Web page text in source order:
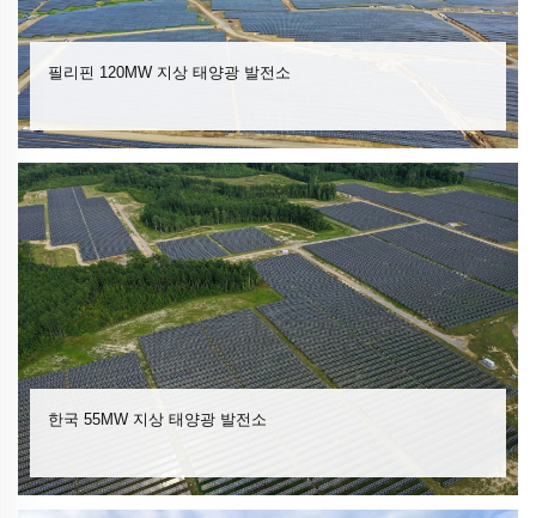
필리핀 120MW 지상 태양광 발전소
한국 55MW 지상 태양광 발전소